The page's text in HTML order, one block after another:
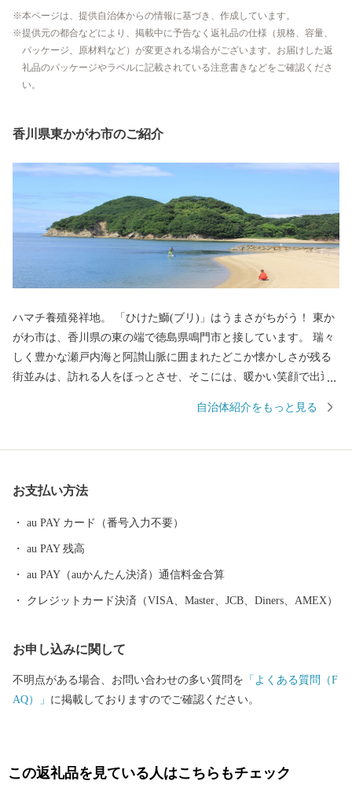
本ページは、提供自治体からの情報に基づき、作成しています。
提供元の都合などにより、掲載中に予告なく返礼品の仕様（規格、容量、
パッケージ、原材料など）が変更される場合がございます。お届けした返
礼品のパッケージやラベルに記載されている注意書きなどをご確認くださ
い。
香川県東かがわ市のご紹介
ハマチ養殖発祥地。 「ひけた鰤(ブリ)」はうまさがちがう！ 東か
がわ市は、香川県の東の端で徳島県鳴門市と接しています。 瑞々
しく豊かな瀬戸内海と阿讃山脈に囲まれたどこか懐かしさが残る
街並みは、訪れる人をほっとさせ、そこには、暖かい笑顔で出迎
ハマチは地域ブランドとしても有名でその味は絶品です。また、
を守り、作り続けられている和三盆糖など、技術、伝統、文化を
います。 いただいたご寄付は、子どものため、地域のため、伝統
文化の継承のためなどに有効に使わせていただきます。
自治体紹介をもっと見る
お支払い方法
au PAY カード（番号入力不要）
au PAY 残高
au PAY（auかんたん決済）通信料金合算
クレジットカード決済（VISA、Master、JCB、Diners、AMEX）
お申し込みに関して
不明点がある場合、お問い合わせの多い質問を 「よくある質問（F
AQ）」 に掲載しておりますのでご確認ください。
この返礼品を見ている人はこちらもチェック